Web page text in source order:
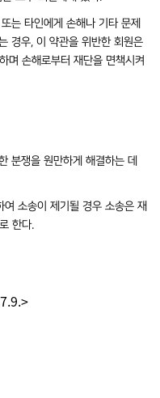
는 타인에게 손해나 기타 문제
경우, 이 약관을 위반한 회원은
며 손해로부터 재단을 면책시켜
분쟁을 원만하게 해결하는 데
소송이 제기될 경우 소송은 재
한다.